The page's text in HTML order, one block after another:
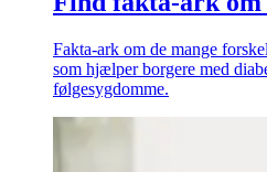
Fakta-ark om de mange
som hjælper borgere med
følgesygdomme.